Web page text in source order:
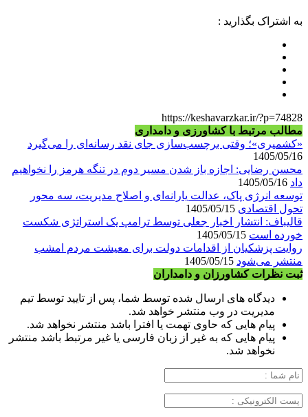
به اشتراک بگذارید :
https://keshavarzkar.ir/?p=74828
مطالب مرتبط با کشاورزی و دامداری
«کشمیری»؛ وقتی برچسب‌سازی جای نقد رسانه‌ای را می‌گیرد
1405/05/16
محسن رضایی: اجازه باز شدن مسیر دوم در تنگه هرمز را نخواهیم
داد
توسعه انرژی پاک، عدالت یارانه‌ای و اصلاح مدیریت، سه محور
تحول اقتصادی
قالیباف: انتشار اخبار جعلی توسط ترامپ یک استراتژی شکست
خورده است
روایت پزشکیان از اقدامات دولت برای معیشت مردم امشب
منتشر می‌شود
ثبت نظرات کشاورزان و دامداران
دیدگاه های ارسال شده توسط شما، پس از تایید توسط تیم
مدیریت در وب منتشر خواهد شد.
پیام هایی که حاوی تهمت یا افترا باشد منتشر نخواهد شد.
پیام هایی که به غیر از زبان فارسی یا غیر مرتبط باشد منتشر
نخواهد شد.